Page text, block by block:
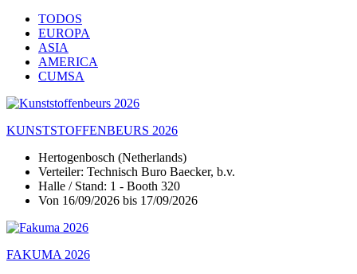
TODOS
EUROPA
ASIA
AMERICA
CUMSA
KUNSTSTOFFENBEURS 2026
Hertogenbosch (Netherlands)
Verteiler: Technisch Buro Baecker, b.v.
Halle / Stand: 1 - Booth 320
Von 16/09/2026 bis 17/09/2026
FAKUMA 2026